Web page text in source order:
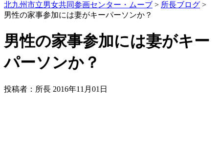
北九州市立男女共同参画センター・ムーブ > 所長ブログ >
男性の家事参加には妻がキーパーソンか？
男性の家事参加には妻がキー
パーソンか？
投稿者：所長 2016年11月01日